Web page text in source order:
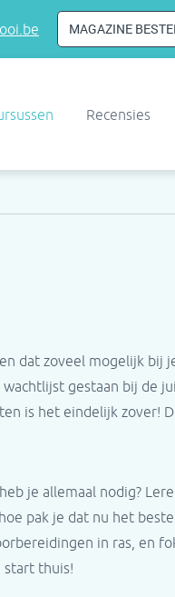
MAGAZINE
Recensies
dat zoveel mogelijk bij
gestaan bij de
is het eindelijk zover!
je allemaal nodig?
pak je dat nu het beste
in ras, en
start thuis!